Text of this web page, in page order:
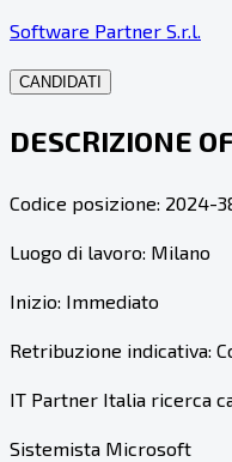
Software Partner S.r.l.
CANDIDATI
DESCRIZIONE
Codice posizione: 2024-
Luogo di lavoro: Milano
Inizio: Immediato
Retribuzione indicativa:
IT Partner Italia ricerca
Sistemista Microsoft